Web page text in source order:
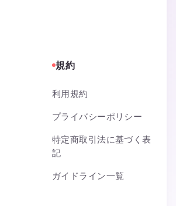
規約
利用規約
プライバシーポリシー
特定商取引法に基づく表
記
ガイドライン一覧